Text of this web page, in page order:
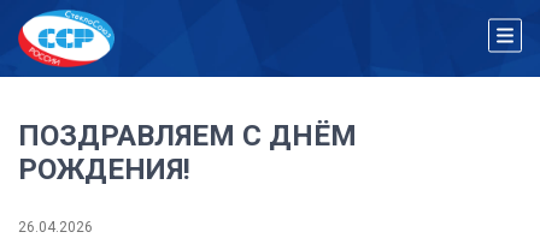
ПОЗДРАВЛЯЕМ С ДНЁМ
РОЖДЕНИЯ!
26.04.2026